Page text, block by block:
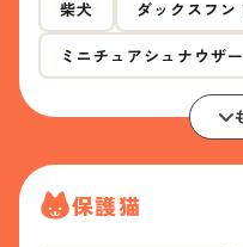
柴犬 ダックスフン
ミニチュアシュナウザー
保護猫